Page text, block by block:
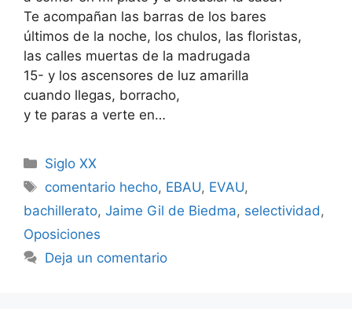
Te acompañan las barras de los bares
últimos de la noche, los chulos, las floristas,
las calles muertas de la madrugada
15- y los ascensores de luz amarilla
cuando llegas, borracho,
y te paras a verte en…
Categorías
Siglo XX
Etiquetas
comentario hecho, EBAU, EVAU,
bachillerato, Jaime Gil de Biedma, selectividad ,
Oposiciones
Deja un comentario